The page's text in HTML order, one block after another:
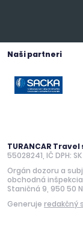
Naši partneri
TURANCAR Travel
55028241, IČ DPH:
Orgán dozoru a
obchodná
Staničná 9, 950 50
Generuje redakčný